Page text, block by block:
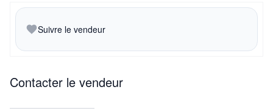
Suivre le vendeur
Contacter le vendeur